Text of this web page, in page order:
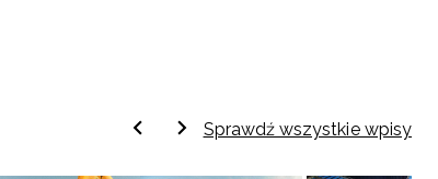
Sprawdź wszystkie wpisy